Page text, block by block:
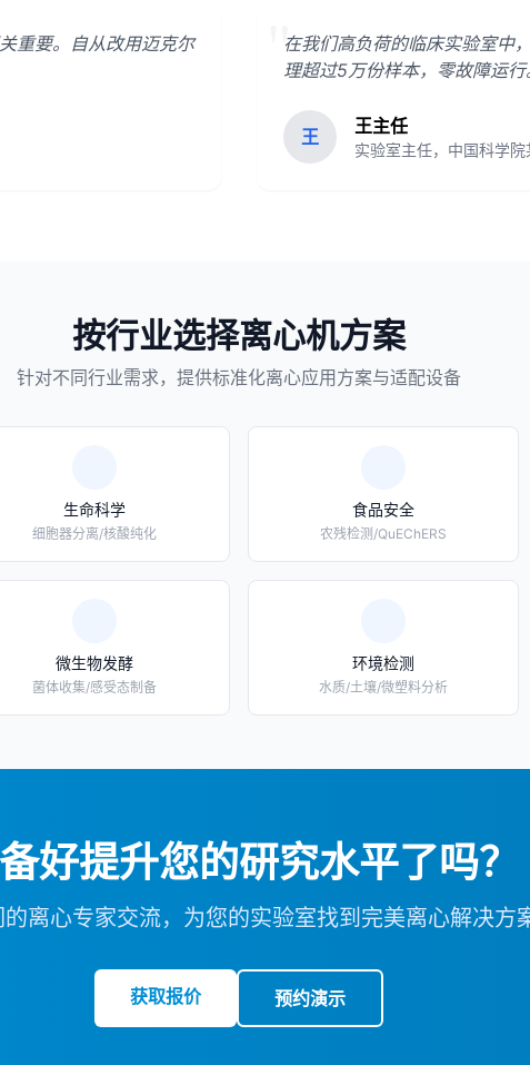
重要。自从改用迈克尔
"
在我们高负荷的临床实验室中
理超过5万份样本，零故障运行
王 王主任
实验室主任，中国科学
按行业选择离心机方案
针对不同行业需求，提供标准化离心应用方案与适配设备
生命科学
细胞器分离/核酸纯化
食品安全
农残检测/QuEChERS
微生物发酵
菌体收集/感受态制备
环境检测
水质/土壤/微塑料分析
好提升您的研究水平了吗？
的离心专家交流，为您的实验室找到完美离心解决方
获取报价 预约演示